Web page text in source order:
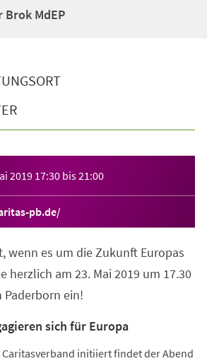
Brok MdEP
2019 17:30 bis21:00
pb.de/
wenn es um die Zukunft Europas
herzlich am 23. Mai 2019 um 17.30
Paderborn ein!
sich für Europa
initiiert findet der Abend